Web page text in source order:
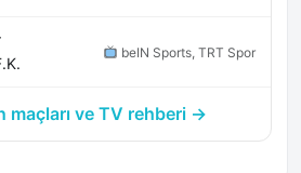
beIN Sports, TRT Spor
maçları ve TV rehberi →